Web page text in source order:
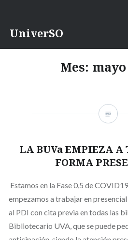
UniverSO
Mes: mayo
LA BUVa EMPIEZA A
FORMA
Estamos en la Fase 0,5 de
empezamos a trabajar en
al PDI con cita previa en todas las
Bibliotecario UVA, que se puede